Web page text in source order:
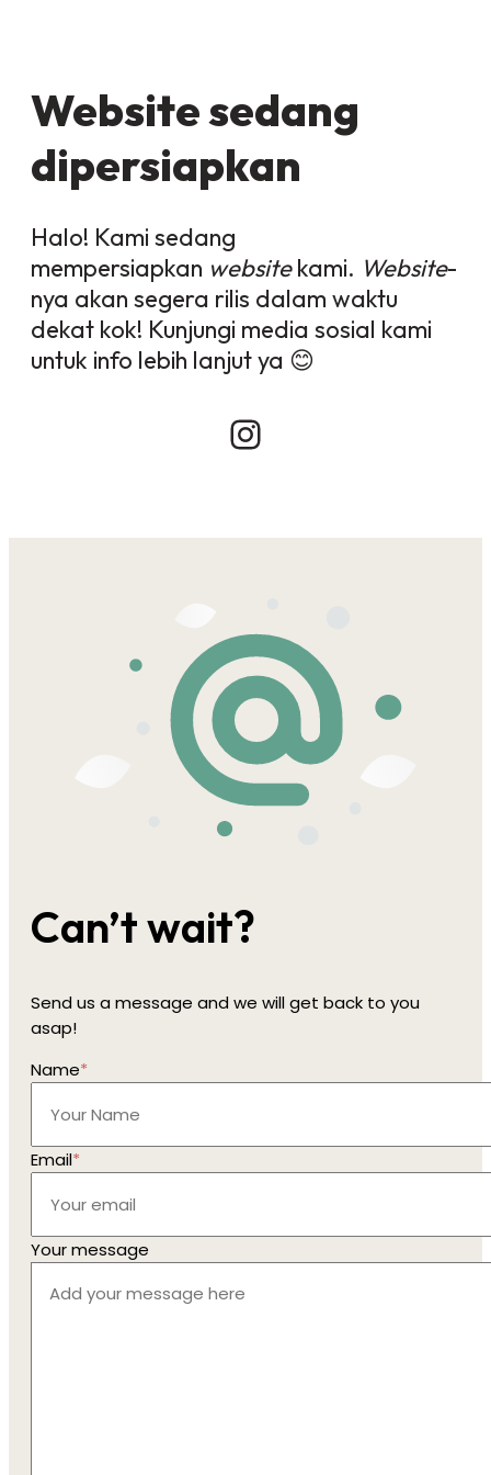
Website sedang
dipersiapkan
Halo! Kami sedang
mempersiapkan websitekami. Website-
nya akan segera rilis dalam waktu
dekat kok! Kunjungi media sosial kami
untuk info lebih lanjut ya 😊
Instagram
Can’t wait?
Send us a message and we will get back to you
asap!
Name*
Email*
Your message